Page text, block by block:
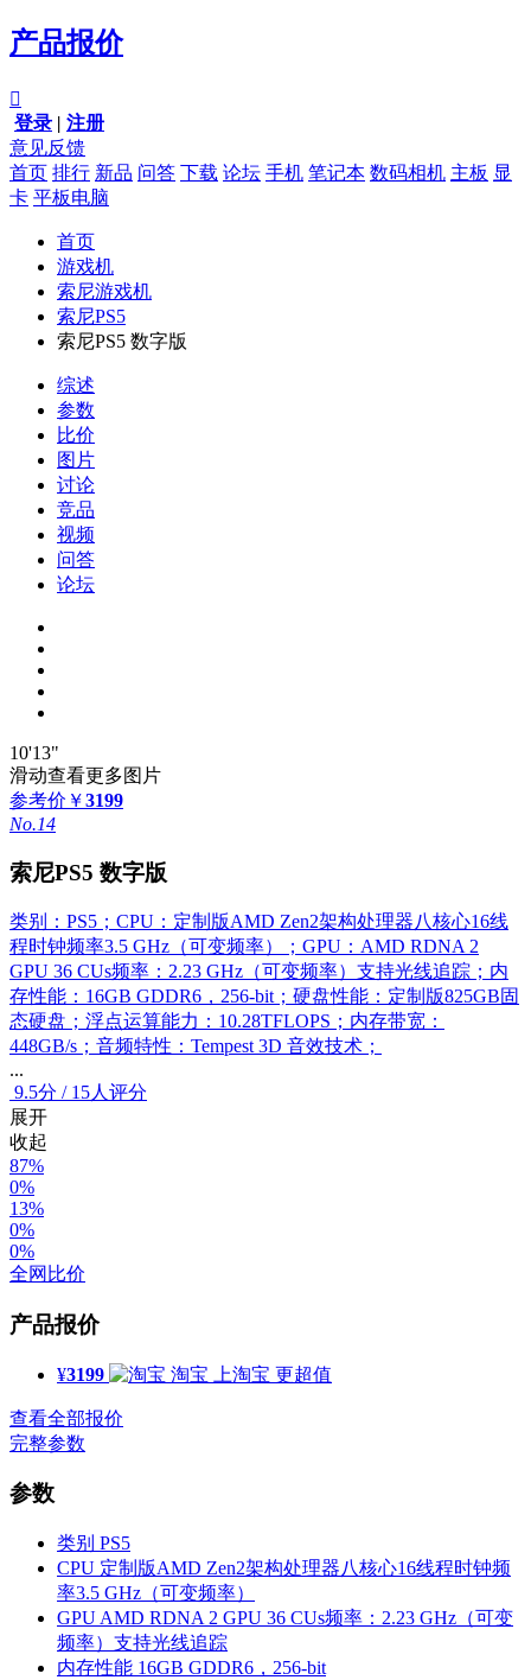
产品报价

登录 | 注册
意见反馈
首页 排行 新品 问答 下载 论坛 手机 笔记本 数码相机 主板 显
卡 平板电脑
首页
游戏机
索尼游戏机
索尼PS5
索尼PS5 数字版
综述
参数
比价
图片
讨论
竞品
视频
问答
论坛
10'13"
滑动查看更多图片
参考价 ￥3199
No.14
索尼PS5 数字版
类别：PS5；CPU：定制版AMD Zen2架构处理器八核心16线
程时钟频率3.5 GHz（可变频率）；GPU：AMD RDNA 2
GPU 36 CUs频率：2.23 GHz（可变频率）支持光线追踪；内
存性能：16GB GDDR6，256-bit；硬盘性能：定制版825GB固
态硬盘；浮点运算能力：10.28TFLOPS；内存带宽：
448GB/s；音频特性：Tempest 3D 音效技术；
...
9.5分 / 15人评分
展开
收起
87%
0%
13%
0%
0%
全网比价
产品报价
¥3199 淘宝 上淘宝 更超值
查看全部报价
完整参数
参数
类别 PS5
CPU 定制版AMD Zen2架构处理器八核心16线程时钟频
率3.5 GHz（可变频率）
GPU AMD RDNA 2 GPU 36 CUs频率：2.23 GHz（可变
频率）支持光线追踪
内存性能 16GB GDDR6，256-bit